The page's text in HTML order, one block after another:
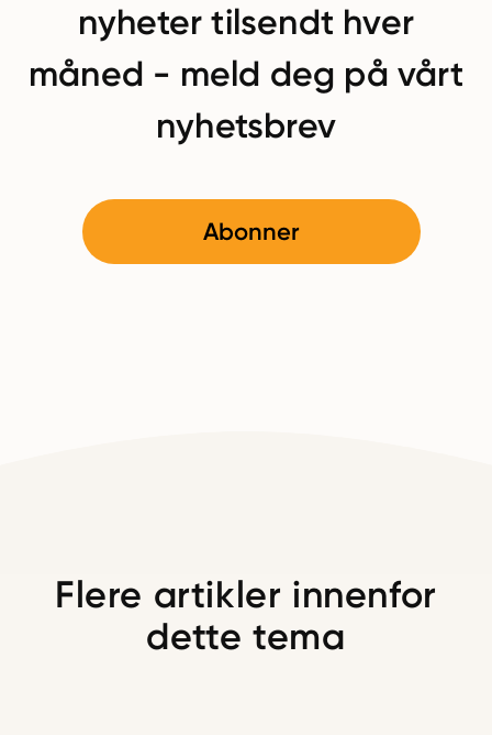
nyheter tilsendt hver
måned - meld deg på vårt
nyhetsbrev
Abonner
Flere artikler innenfor
dette tema